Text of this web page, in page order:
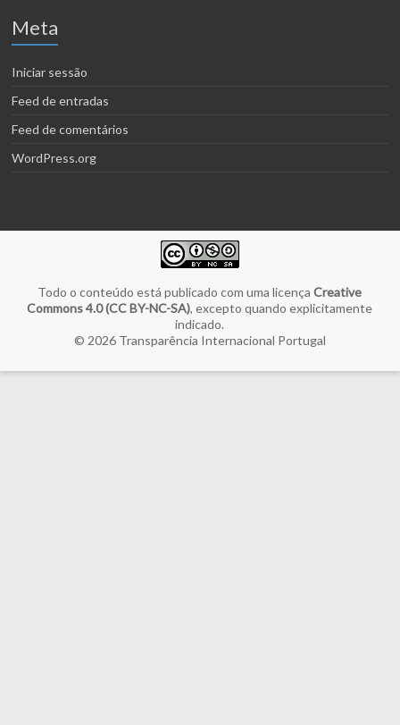
Meta
Iniciar sessão
Feed de entradas
Feed de comentários
WordPress.org
Todo o conteúdo está publicado com uma licençaCreative
Commons 4.0 (CC BY-NC-SA), excepto quando explicitamente
indicado.
© 2026 Transparência Internacional Portugal